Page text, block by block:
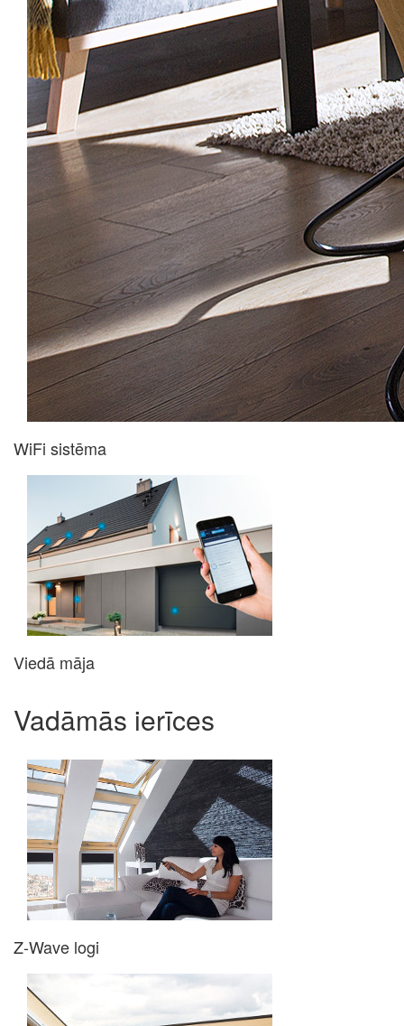
WiFi sistēma
Viedā māja
Vadāmās ierīces
Z-Wave logi